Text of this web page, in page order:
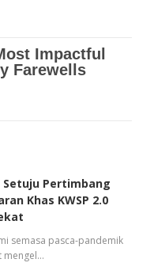
Setuju Pertimbang
Khas KWSP 2.0
semasa pasca-pandemik
mengel…